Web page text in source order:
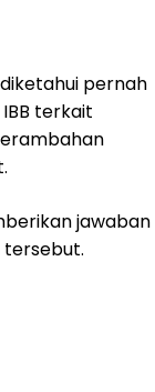
pernah
terkait
jawaban
tersebut.